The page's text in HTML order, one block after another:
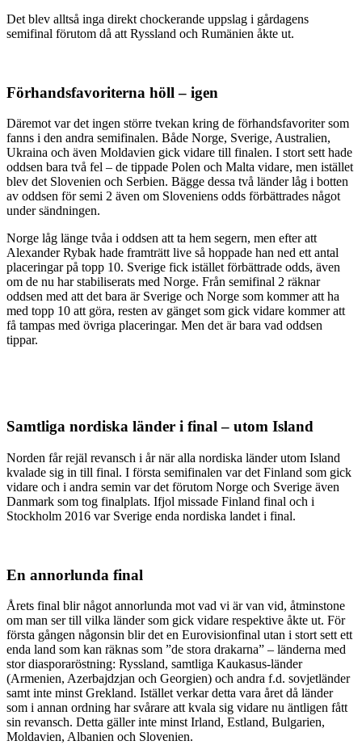
Det blev alltså inga direkt chockerande uppslag i gårdagens
semifinal förutom då att Ryssland och Rumänien åkte ut.
Förhandsfavoriterna höll – igen
Däremot var det ingen större tvekan kring de förhandsfavoriter som
fanns i den andra semifinalen. Både Norge, Sverige, Australien,
Ukraina och även Moldavien gick vidare till finalen. I stort sett hade
oddsen bara två fel – de tippade Polen och Malta vidare, men istället
blev det Slovenien och Serbien. Bägge dessa två länder låg i botten
av oddsen för semi 2 även om Sloveniens odds förbättrades något
under sändningen.
Norge låg länge tvåa i oddsen att ta hem segern, men efter att
Alexander Rybak hade framträtt live så hoppade han ned ett antal
placeringar på topp 10. Sverige fick istället förbättrade odds, även
om de nu har stabiliserats med Norge. Från semifinal 2 räknar
oddsen med att det bara är Sverige och Norge som kommer att ha
med topp 10 att göra, resten av gänget som gick vidare kommer att
få tampas med övriga placeringar. Men det är bara vad oddsen
tippar.
Samtliga nordiska länder i final – utom Island
Norden får rejäl revansch i år när alla nordiska länder utom Island
kvalade sig in till final. I första semifinalen var det Finland som gick
vidare och i andra semin var det förutom Norge och Sverige även
Danmark som tog finalplats. Ifjol missade Finland final och i
Stockholm 2016 var Sverige enda nordiska landet i final.
En annorlunda final
Årets final blir något annorlunda mot vad vi är van vid, åtminstone
om man ser till vilka länder som gick vidare respektive åkte ut. För
första gången någonsin blir det en Eurovisionfinal utan i stort sett ett
enda land som kan räknas som ”de stora drakarna” – länderna med
stor diasporaröstning: Ryssland, samtliga Kaukasus-länder
(Armenien, Azerbajdzjan och Georgien) och andra f.d. sovjetländer
samt inte minst Grekland. Istället verkar detta vara året då länder
som i annan ordning har svårare att kvala sig vidare nu äntligen fått
sin revansch. Detta gäller inte minst Irland, Estland, Bulgarien,
Moldavien, Albanien och Slovenien.